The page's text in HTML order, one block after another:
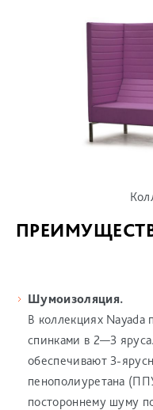
Шумоизоляция.
В коллекциях Nayada
спинками в 2—3
обеспечивают 3-
пенополиуретана
постороннему шуму